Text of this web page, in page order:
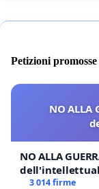
Petizioni
NO ALLA
NO ALLA
3 014 firme